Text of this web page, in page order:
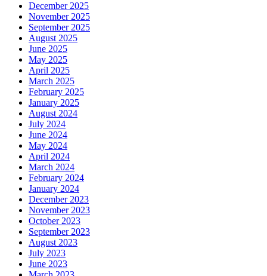
December 2025
November 2025
September 2025
August 2025
June 2025
May 2025
April 2025
March 2025
February 2025
January 2025
August 2024
July 2024
June 2024
May 2024
April 2024
March 2024
February 2024
January 2024
December 2023
November 2023
October 2023
September 2023
August 2023
July 2023
June 2023